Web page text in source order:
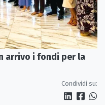
arrivo i fondi per la
Condividi su: